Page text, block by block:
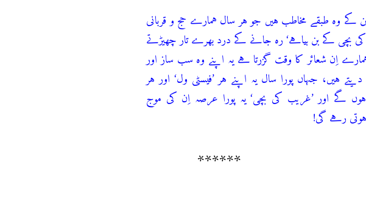
کے وہ طبقے مخاطب ہیں جو ہر سال ہمارے حج و قربانی
بچی کے بن بیاہے‘ رہ جانے کے درد بھرے تار چھیڑتے
اِن شعائر کا وقت گزرتا ہے یہ اپنے وہ سب ساز اور
ہیں، جہاں پورا سال یہ اپنے ہر ’فیسٹی ول‘ اور ہر
گے اور ’غریب کی بچی‘ یہ پورا عرصہ اِن کی موج
رہے گی!
******